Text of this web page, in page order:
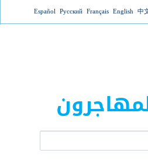
Jump to 中
English
Français
Русский
Español